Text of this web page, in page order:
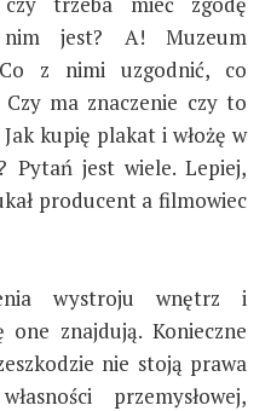
jest? A! Muzeum
z nimi uzgodnić, co
ma znaczenie czy to
kupię plakat i włożę w
Pytań jest wiele. Lepiej,
producent a filmowiec
wystroju wnętrz i
znajdują. Konieczne
nie stoją prawa
przemysłowej,